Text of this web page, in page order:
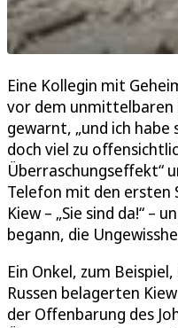
Eine Kollegin mit
vor dem
gewarnt, „und ich
doch viel zu
Überraschungseffekt“
Telefon mit den ersten
Kiew – „Sie sind da!“ –
begann, die
Ein Onkel, zum
Russen belagerten
der Offenbarung des